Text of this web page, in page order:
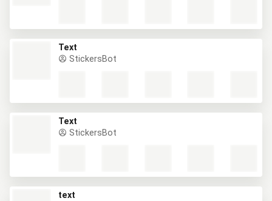
Text
StickersBot
Text
StickersBot
text